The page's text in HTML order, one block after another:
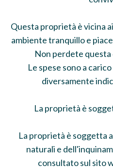
Questa proprietà è vicina
ambiente tranquillo e
Non perdete
Le spese sono a
diversamente
La proprietà è
La proprietà è soggetta
naturali e
consultato sul sito